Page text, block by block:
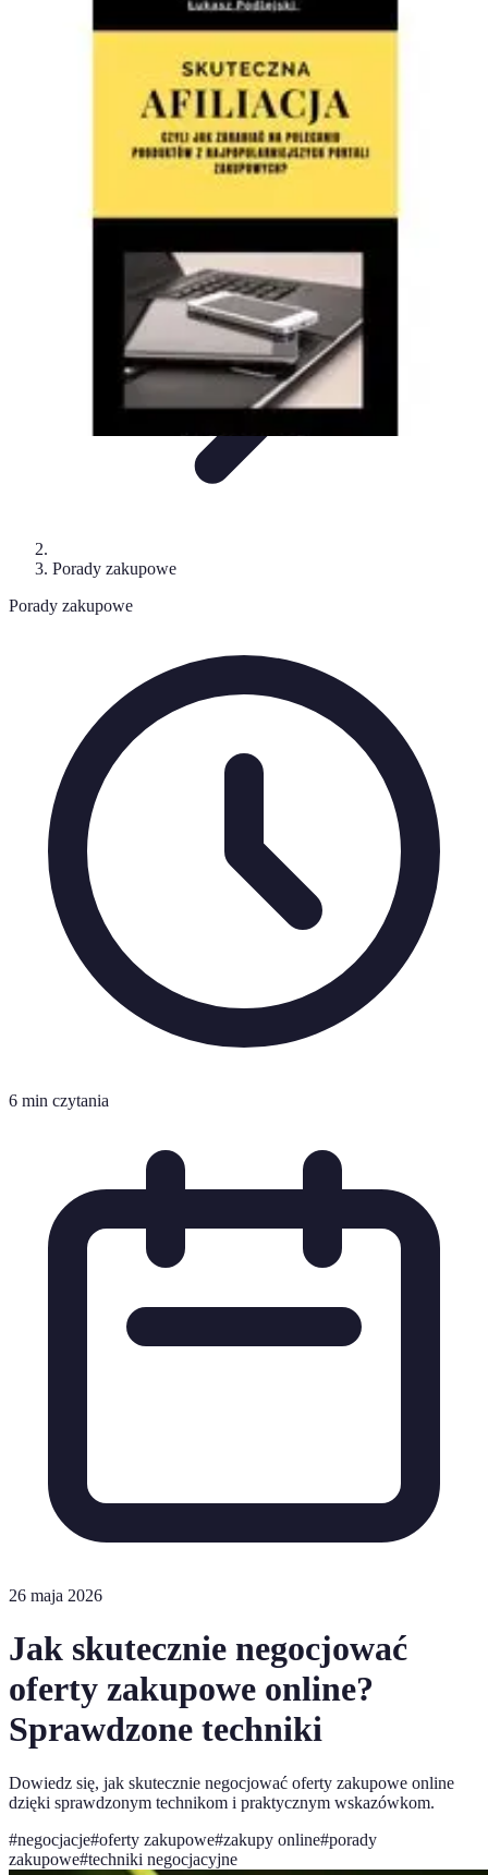
Analiza ofertTendencje zakupowePorady
Porady Zakupowe
Oferty Zakupowe
Porady zakupowe
Porady zakupowe
6 min czytania
26 maja 2026
Jak skutecznie negocjować
oferty zakupowe online?
Sprawdzone techniki
Dowiedz się, jak skutecznie negocjować oferty zakupowe online
dzięki sprawdzonym technikom i praktycznym wskazówkom.
#negocjacje#oferty zakupowe#zakupy online#porady
zakupowe#techniki negocjacyjne